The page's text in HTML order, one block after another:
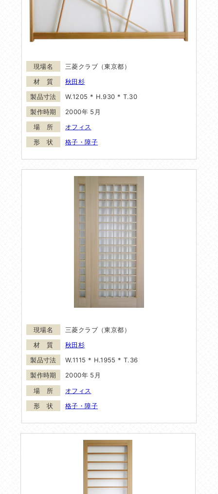
三菱クラブ（東京都）
秋田杉
W.1205 * H.930 * T.30
2000年 5月
オフィス
格子・障子
三菱クラブ（東京都）
秋田杉
W.1115 * H.1955 * T.36
2000年 5月
オフィス
格子・障子